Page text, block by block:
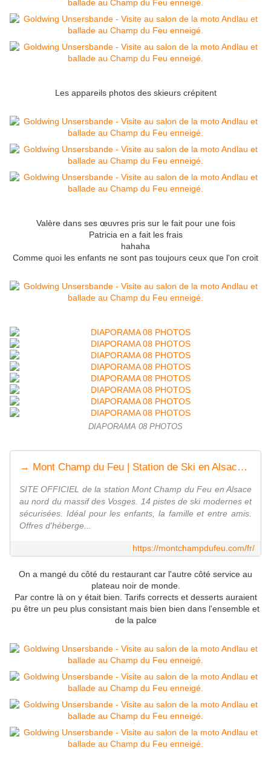
Les appareils photos des skieurs crépitent
Valère dans ses œuvres pris sur le fait pour une fois
Patricia en a fait les frais
hahaha
Comme quoi les enfants ne sont pas toujours ceux que l'on croit
DIAPORAMA 08 PHOTOS
→ Mont Champ du Feu | Station de Ski en Alsace | Site Officiel
SITE OFFICIEL de la station Mont Champ du Feu en Alsace
au nord du massif des Vosges. 14 pistes de ski modernes et
sécurisées. Idéal pour les enfants, la famille et entre amis.
Offres d'héberge...
https://montchampdufeu.com/fr/
On a mangé du côté du restaurant car l'autre côté service au
plateau noir de monde.
Par contre là on y était bien. Tarifs corrects et desserts auraient
pu être un peu plus consistant mais bien bien dans l'ensemble et
de la palce